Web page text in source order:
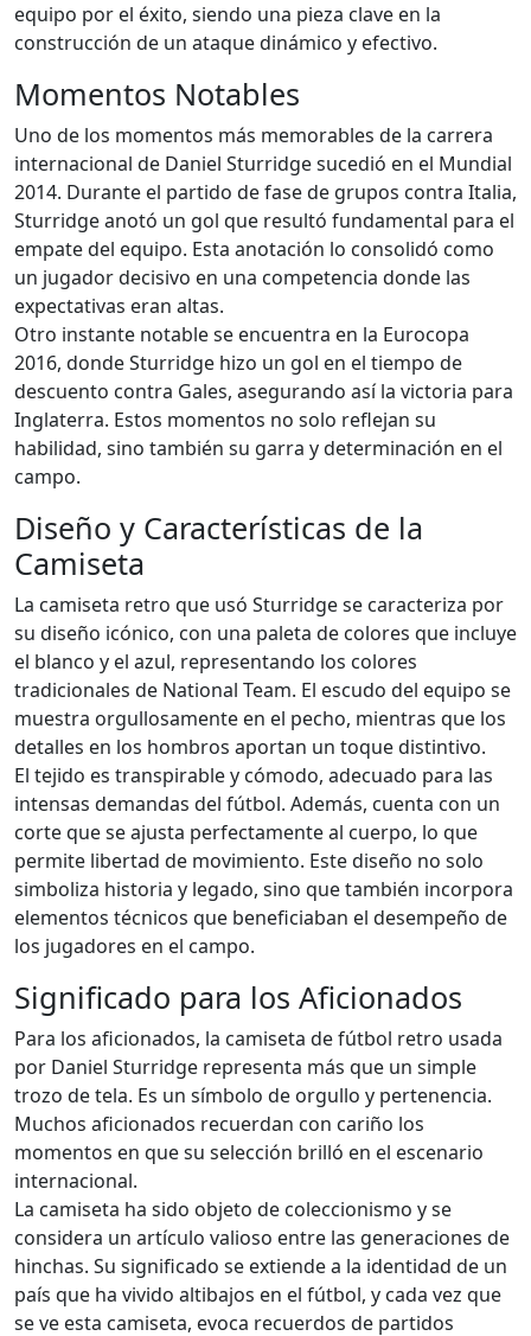
equipo por el éxito, siendo una pieza clave en la
construcción de un ataque dinámico y efectivo.
Momentos Notables
Uno de los momentos más memorables de la carrera
internacional de Daniel Sturridge sucedió en el Mundial
2014. Durante el partido de fase de grupos contra Italia,
Sturridge anotó un gol que resultó fundamental para el
empate del equipo. Esta anotación lo consolidó como
un jugador decisivo en una competencia donde las
expectativas eran altas.
Otro instante notable se encuentra en la Eurocopa
2016, donde Sturridge hizo un gol en el tiempo de
descuento contra Gales, asegurando así la victoria para
Inglaterra. Estos momentos no solo reflejan su
habilidad, sino también su garra y determinación en el
campo.
Diseño y Características de la
Camiseta
La camiseta retro que usó Sturridge se caracteriza por
su diseño icónico, con una paleta de colores que incluye
el blanco y el azul, representando los colores
tradicionales de National Team. El escudo del equipo se
muestra orgullosamente en el pecho, mientras que los
detalles en los hombros aportan un toque distintivo.
El tejido es transpirable y cómodo, adecuado para las
intensas demandas del fútbol. Además, cuenta con un
corte que se ajusta perfectamente al cuerpo, lo que
permite libertad de movimiento. Este diseño no solo
simboliza historia y legado, sino que también incorpora
elementos técnicos que beneficiaban el desempeño de
los jugadores en el campo.
Significado para los Aficionados
Para los aficionados, la camiseta de fútbol retro usada
por Daniel Sturridge representa más que un simple
trozo de tela. Es un símbolo de orgullo y pertenencia.
Muchos aficionados recuerdan con cariño los
momentos en que su selección brilló en el escenario
internacional.
La camiseta ha sido objeto de coleccionismo y se
considera un artículo valioso entre las generaciones de
hinchas. Su significado se extiende a la identidad de un
país que ha vivido altibajos en el fútbol, y cada vez que
se ve esta camiseta, evoca recuerdos de partidos